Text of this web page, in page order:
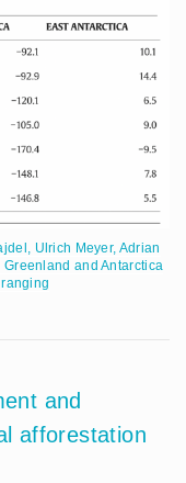
Ulrich Meyer, Adrian
and Antarctica
and
afforestation